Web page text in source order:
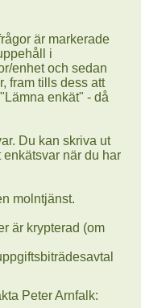
är markerade
i
enhet och sedan
fram tills dess att
enkät" - då
Du kan skriva ut
när du har
molntjänst.
är krypterad (om
Peter Arnfalk: